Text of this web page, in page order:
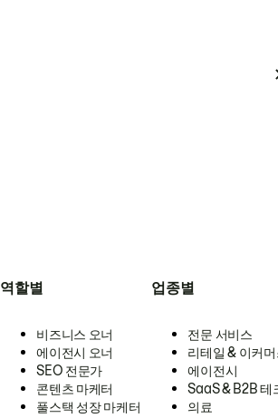
역할별
비즈니스 오너
에이전시 오너
SEO 전문가
콘텐츠 마케터
풀스택 성장 마케터
업종별
전문 서비스
리테일 & 이커
에이전시
SaaS & B2B 테
의료